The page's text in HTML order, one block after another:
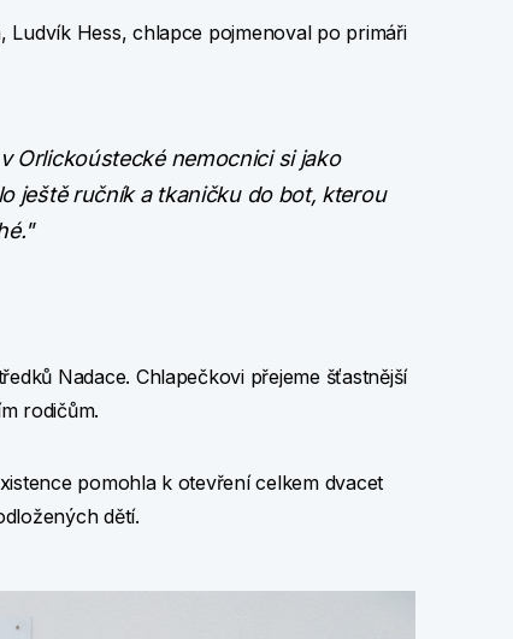
Ludvík Hess, chlapce pojmenoval po primáři
Orlickoústecké nemocnici si jako
ještě ručník a tkaničku do bot, kterou
Nadace. Chlapečkovi přejeme šťastnější
rodičům.
pomohla k otevření celkem dvacet
dětí.